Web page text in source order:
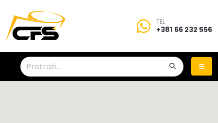
TEL
+381 66 232 556